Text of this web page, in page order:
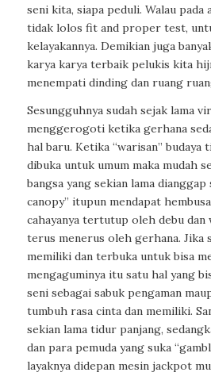
seni kita, siapa peduli. Walau pada
tidak lolos fit and proper test,
kelayakannya. Demikian juga
karya karya terbaik pelukis kita
menempati dinding dan ruang
Sesungguhnya sudah sejak lama
menggerogoti ketika gerhana
hal baru. Ketika “warisan” budaya
dibuka untuk umum maka mudah
bangsa yang sekian lama
canopy” itupun mendapat
cahayanya tertutup oleh debu
terus menerus oleh gerhana. Jika
memiliki dan terbuka untuk bisa
mengaguminya itu satu hal yang
seni sebagai sabuk pengaman
tumbuh rasa cinta dan memiliki.
sekian lama tidur panjang,
dan para pemuda yang suka
layaknya didepan mesin jackpot